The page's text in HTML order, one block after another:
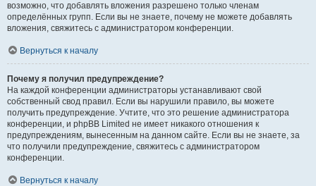
возможно, что добавлять вложения разрешено только членам
определённых групп. Если вы не знаете, почему не можете добавлять
вложения, свяжитесь с администратором конференции.
Вернуться к началу
Почему я получил предупреждение?
На каждой конференции администраторы устанавливают свой
собственный свод правил. Если вы нарушили правило, вы можете
получить предупреждение. Учтите, что это решение администратора
конференции, и phpBB Limited не имеет никакого отношения к
предупреждениям, вынесенным на данном сайте. Если вы не знаете, за
что получили предупреждение, свяжитесь с администратором
конференции.
Вернуться к началу